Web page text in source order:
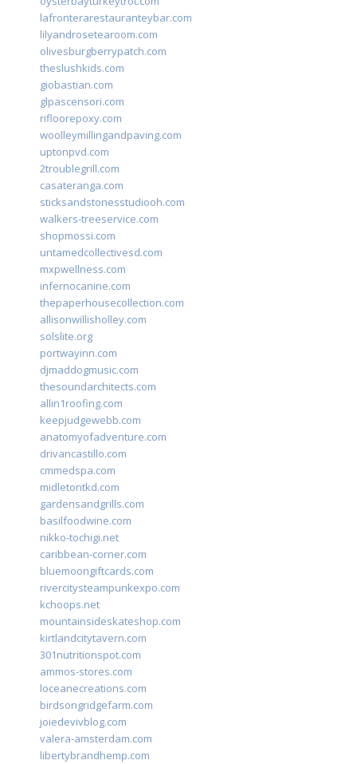
lafronterarestauranteybar.com
lilyandrosetearoom.com
olivesburgberrypatch.com
theslushkids.com
giobastian.com
glpascensori.com
rifloorepoxy.com
woolleymillingandpaving.com
uptonpvd.com
2troublegrill.com
casateranga.com
sticksandstonesstudiooh.com
walkers-treeservice.com
shopmossi.com
untamedcollectivesd.com
mxpwellness.com
infernocanine.com
thepaperhousecollection.com
allisonwillisholley.com
solslite.org
portwayinn.com
djmaddogmusic.com
thesoundarchitects.com
allin1roofing.com
keepjudgewebb.com
anatomyofadventure.com
drivancastillo.com
cmmedspa.com
midletontkd.com
gardensandgrills.com
basilfoodwine.com
nikko-tochigi.net
caribbean-corner.com
bluemoongiftcards.com
rivercitysteampunkexpo.com
kchoops.net
mountainsideskateshop.com
kirtlandcitytavern.com
301nutritionspot.com
ammos-stores.com
loceanecreations.com
birdsongridgefarm.com
joiedevivblog.com
valera-amsterdam.com
libertybrandhemp.com